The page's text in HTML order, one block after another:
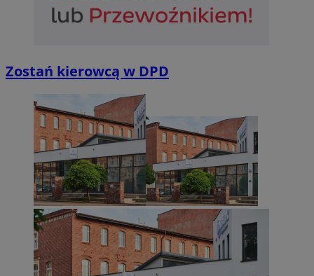
Zostań kierowcą w DPD